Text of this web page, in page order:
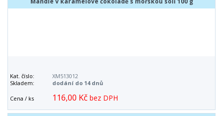
Kat. číslo:
XM513012
Skladem:
dodání do 14 dnů
Cena / ks 116,00 Kč bez DPH